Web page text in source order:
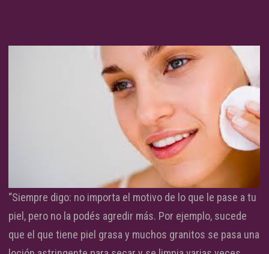
“Siempre digo: no importa el motivo de lo que le pase a tu
piel, pero no la podés agredir más. Por ejemplo, sucede
que el que tiene piel grasa y muchos granitos se pasa una